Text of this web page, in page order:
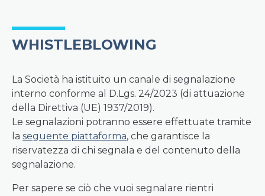
WHISTLEBLOWING
La Società ha istituito un canale di segnalazione
interno conforme al D.Lgs. 24/2023 (di attuazione
della Direttiva (UE) 1937/2019).
Le segnalazioni potranno essere effettuate tramite
la seguente piattaforma, che garantisce la
riservatezza di chi segnala e del contenuto della
segnalazione.
Per sapere se ciò che vuoi segnalare rientri